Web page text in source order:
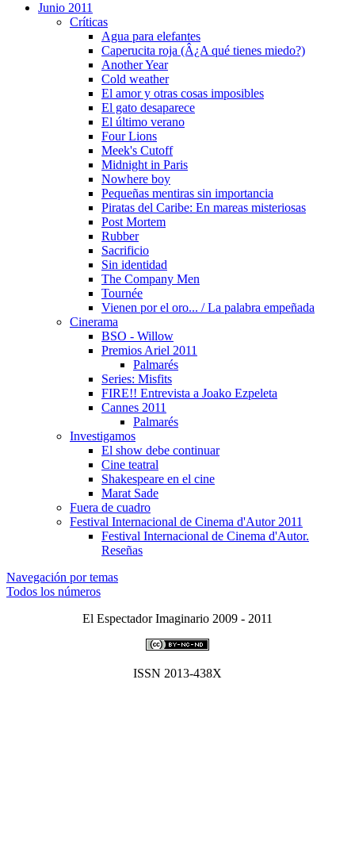
Junio 2011
Crí­ticas
Agua para elefantes
Caperucita roja (Â¿A qué tienes miedo?)
Another Year
Cold weather
El amor y otras cosas imposibles
El gato desaparece
El último verano
Four Lions
Meek's Cutoff
Midnight in Paris
Nowhere boy
Pequeñas mentiras sin importancia
Piratas del Caribe: En mareas misteriosas
Post Mortem
Rubber
Sacrificio
Sin identidad
The Company Men
Tournée
Vienen por el oro... / La palabra empeñada
Cinerama
BSO - Willow
Premios Ariel 2011
Palmarés
Series: Misfits
FIRE!! Entrevista a Joako Ezpeleta
Cannes 2011
Palmarés
Investigamos
El show debe continuar
Cine teatral
Shakespeare en el cine
Marat Sade
Fuera de cuadro
Festival Internacional de Cinema d'Autor 2011
Festival Internacional de Cinema d'Autor.
Reseñas
Navegación por temas
Todos los números
El Espectador Imaginario 2009 - 2011
ISSN 2013-438X